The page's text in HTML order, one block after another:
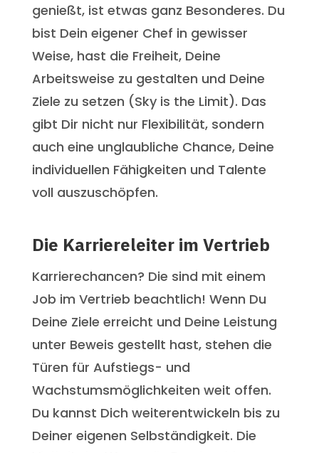
genießt, ist etwas ganz Besonderes. Du
bist Dein eigener Chef in gewisser
Weise, hast die Freiheit, Deine
Arbeitsweise zu gestalten und Deine
Ziele zu setzen (Sky is the Limit). Das
gibt Dir nicht nur Flexibilität, sondern
auch eine unglaubliche Chance, Deine
individuellen Fähigkeiten und Talente
voll auszuschöpfen.
Die Karriereleiter im Vertrieb
Karrierechancen? Die sind mit einem
Job im Vertrieb beachtlich! Wenn Du
Deine Ziele erreicht und Deine Leistung
unter Beweis gestellt hast, stehen die
Türen für Aufstiegs- und
Wachstumsmöglichkeiten weit offen.
Du kannst Dich weiterentwickeln bis zu
Deiner eigenen Selbständigkeit. Die